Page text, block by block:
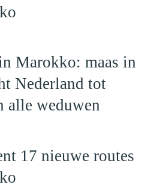
Marokko: maas in
Nederland tot
alle weduwen
17 nieuwe routes